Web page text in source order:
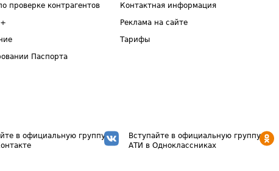
проверке контрагентов
Паспорта
Контактная информация
Реклама на сайте
Тарифы
в официальную группу
Вступайте в официальную группу
АТИ в Одноклассниках